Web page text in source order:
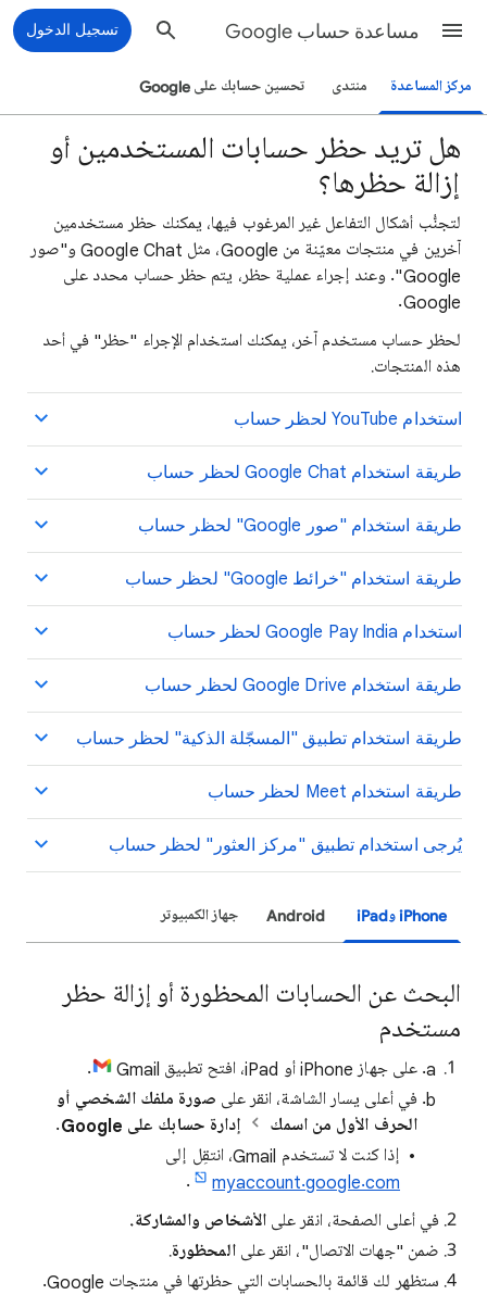
مساعدة حساب Google تسجيل الدخول
مركز المساعدة منتدى تحسين حسابك على Google
هل تريد حظر حسابات المستخدمين أو
إزالة حظرها؟
لتجنُّب أشكال التفاعل غير المرغوب فيها، يمكنك حظر مستخدمين
آخرين في منتجات معيّنة من Google، مثل Google Chat و"صور
Google". وعند إجراء عملية حظر، يتم حظر حساب محدد على
Google.
لحظر حساب مستخدم آخر، يمكنك استخدام الإجراء "حظر" في أحد
هذه المنتجات.
استخدام YouTube لحظر حساب
طريقة استخدام Google Chat لحظر حساب
طريقة استخدام "صور Google" لحظر حساب
طريقة استخدام "خرائط Google" لحظر حساب
استخدام Google Pay India لحظر حساب
طريقة استخدام Google Drive لحظر حساب
طريقة استخدام تطبيق "المسجّلة الذكية" لحظر حساب
طريقة استخدام Meet لحظر حساب
يُرجى استخدام تطبيق "مركز العثور" لحظر حساب
iPhone وiPad Android جهاز الكمبيوتر
البحث عن الحسابات المحظورة أو إزالة حظر
مستخدم
على جهاز iPhone أو iPad، افتح تطبيق Gmail
.
في أعلى يسار الشاشة، انقر على صورة ملفك الشخصي أو
الحرف الأول من اسمك
إدارة حسابك على Google
.
إذا كنت لا تستخدم Gmail، انتقِل إلى
myaccount.google.com
.
في أعلى الصفحة، انقر على الأشخاص والمشاركة.
ضمن "جهات الاتصال"، انقر علىالمحظورة.
ستظهر لك قائمة بالحسابات التي حظرتها في منتجات Google.